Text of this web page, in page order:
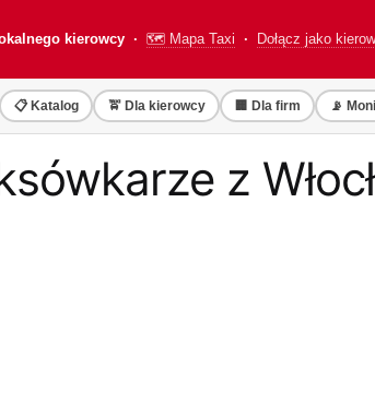
kierowcy · 🗺️ Mapa Taxi · Dołącz jako
📋 Katalog 🚖 Dla kierowcy 🏢 Dla firm 📡
z